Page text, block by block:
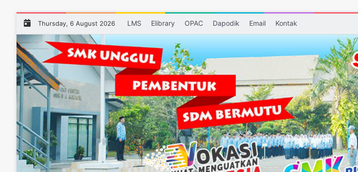
Thursday, 6 August 2026 LMS Elibrary OPAC Dapodik Email Kontak